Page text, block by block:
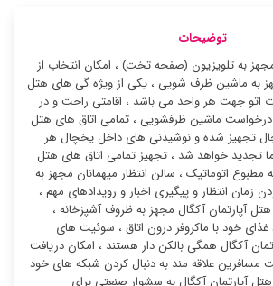
توضیحات
مجهز به تلویزیون (صفحه تخت) ، امکان انتخاب از
به ماشین ظرف شویی ، یکی از ویژه گی های هتل
اتو جهت هر واحد می باشد ، اقامتی راحت و در
ماشین ظرفشویی ، تمامی اتاق های هتل
تجهیز شده و نوشیدنی های داخل یخچال هر
تجدید خواهد شد ، تجهیز تمامی اتاق های هتل
مطبوع اتوماتیک ، سالن انتظار میهمانان مجهز به
انتظار و پیگیری اخبار و رویدادهای مهم ،
آپارتمان آکگال مجهز به ظروف آشپزخانه ،
خود با ماکروفر درون اتاق ، سوئیت ‌های
آکگال همگی بالکن دار هستند ، امکان دریافت
مسافرین علاقه مند به دنبال کردن شبکه های خود
آپارتمان آکگال به سشوار صنعتی برای